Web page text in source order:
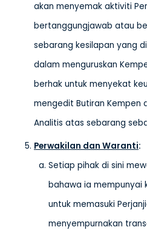
akan menyemak aktiviti
bertanggungjawab atau
sebarang kesilapan yang
dalam menguruskan
berhak untuk menyekat
mengedit Butiran Kempen
Analitis atas sebarang
Perwakilan dan Waranti:
Setiap pihak di sini
bahawa ia mempunyai
untuk memasuki
menyempurnakan